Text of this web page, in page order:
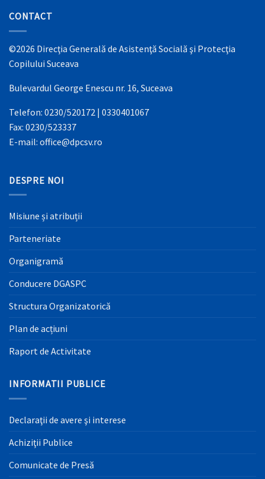
CONTACT
©2026 Direcţia Generală de Asistenţă Socială şi Protecţia
Copilului Suceava
Bulevardul George Enescu nr. 16, Suceava
Telefon: 0230/520172 | 0330401067
Fax: 0230/523337
E-mail: office@dpcsv.ro
DESPRE NOI
Misiune și atribuții
Parteneriate
Organigramă
Conducere DGASPC
Structura Organizatorică
Plan de acțiuni
Raport de Activitate
INFORMATII PUBLICE
Declaraţii de avere şi interese
Achiziţii Publice
Comunicate de Presă